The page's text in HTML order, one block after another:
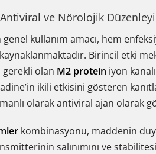
ve Nörolojik
genel kullanım amacı, hem
kaynaklanmaktadır. Birincil etki
gerekli olan M2 protein iyon
ikili etkisini gösteren
olarak antiviral ajan olarak
kombinasyonu, maddenin
salınımını ve